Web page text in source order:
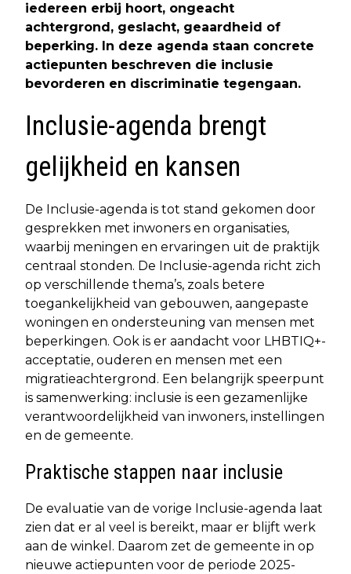
iedereen erbij hoort, ongeacht
achtergrond, geslacht, geaardheid of
beperking. In deze agenda staan concrete
actiepunten beschreven die inclusie
bevorderen en discriminatie tegengaan.
Inclusie-agenda brengt
gelijkheid en kansen
De Inclusie-agenda is tot stand gekomen door
gesprekken met inwoners en organisaties,
waarbij meningen en ervaringen uit de praktijk
centraal stonden. De Inclusie-agenda richt zich
op verschillende thema’s, zoals betere
toegankelijkheid van gebouwen, aangepaste
woningen en ondersteuning van mensen met
beperkingen. Ook is er aandacht voor LHBTIQ+-
acceptatie, ouderen en mensen met een
migratieachtergrond. Een belangrijk speerpunt
is samenwerking: inclusie is een gezamenlijke
verantwoordelijkheid van inwoners, instellingen
en de gemeente.
Praktische stappen naar inclusie
De evaluatie van de vorige Inclusie-agenda laat
zien dat er al veel is bereikt, maar er blijft werk
aan de winkel. Daarom zet de gemeente in op
nieuwe actiepunten voor de periode 2025-